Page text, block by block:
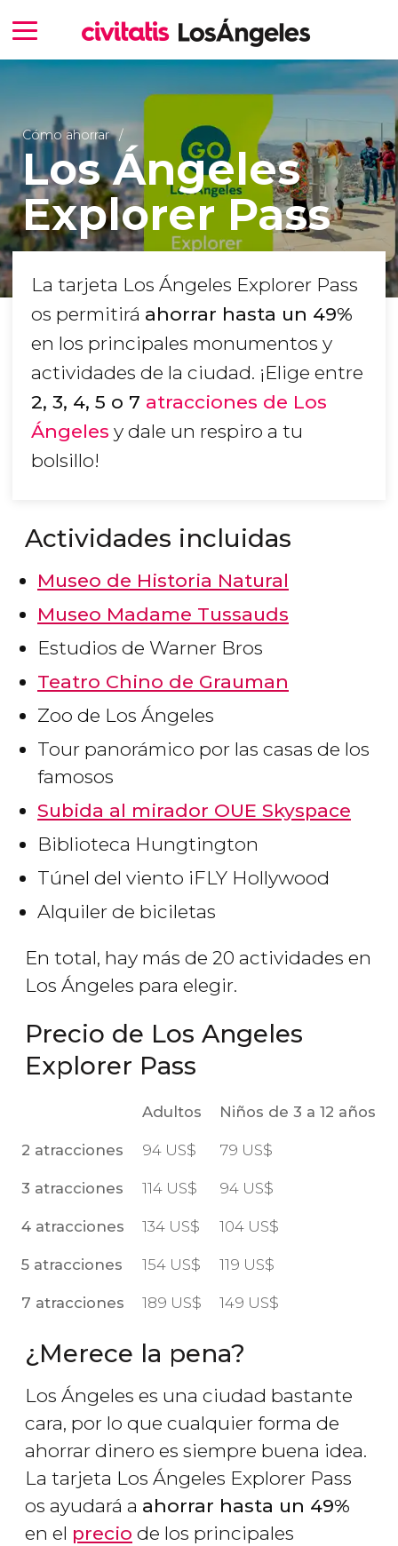
Cómo ahorrar
Los Ángeles
Explorer Pass
La tarjeta Los Ángeles Explorer Pass
os permitirá ahorrar hasta un 49%
en los principales monumentos y
actividades de la ciudad. ¡Elige entre
2, 3, 4, 5 o 7 atracciones de Los
Ángeles y dale un respiro a tu
bolsillo!
Actividades incluidas
Museo de Historia Natural
Museo Madame Tussauds
Estudios de Warner Bros
Teatro Chino de Grauman
Zoo de Los Ángeles
Tour panorámico por las casas de los
famosos
Subida al mirador OUE Skyspace
Biblioteca Hungtington
Túnel del viento iFLY Hollywood
Alquiler de biciletas
En total, hay más de 20 actividades en
Los Ángeles para elegir.
Precio de Los Angeles
Explorer Pass
Adultos Niños de 3 a 12 años
2 atracciones 94 US$ 79 US$
3 atracciones 114 US$ 94 US$
4 atracciones 134 US$ 104 US$
5 atracciones 154 US$ 119 US$
7 atracciones 189 US$ 149 US$
¿Merece la pena?
Los Ángeles es una ciudad bastante
cara, por lo que cualquier forma de
ahorrar dinero es siempre buena idea.
La tarjeta Los Ángeles Explorer Pass
os ayudará a ahorrar hasta un 49%
en el precio de los principales